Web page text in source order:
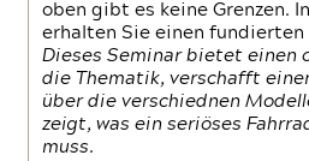
oben gibt es keine Grenzen.
erhalten Sie einen fundierten
Dieses Seminar bietet einen
die Thematik, verschafft
über die verschiednen
zeigt, was ein seriöses
muss.